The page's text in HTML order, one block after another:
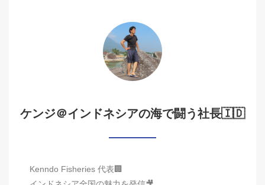
ケンジ＠インドネシアの海で闘う社長🇮🇩
Kenndo Fisheries 代表🏢